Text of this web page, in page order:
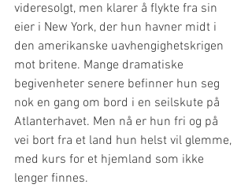
videresolgt, men klarer å flykte fra sin
eier i New York, der hun havner midt i
den amerikanske uavhengighetskrigen
mot britene. Mange dramatiske
begivenheter senere befinner hun seg
nok en gang om bord i en seilskute på
Atlanterhavet. Men nå er hun fri og på
vei bort fra et land hun helst vil glemme,
med kurs for et hjemland som ikke
lenger finnes.